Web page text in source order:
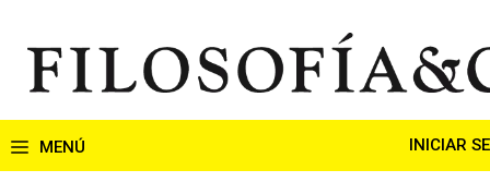
contenido
INICIAR